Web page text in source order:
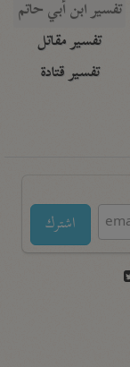
تفسير ابن أبي حاتم
تفسير مقاتل
تفسير قتادة
اشترك